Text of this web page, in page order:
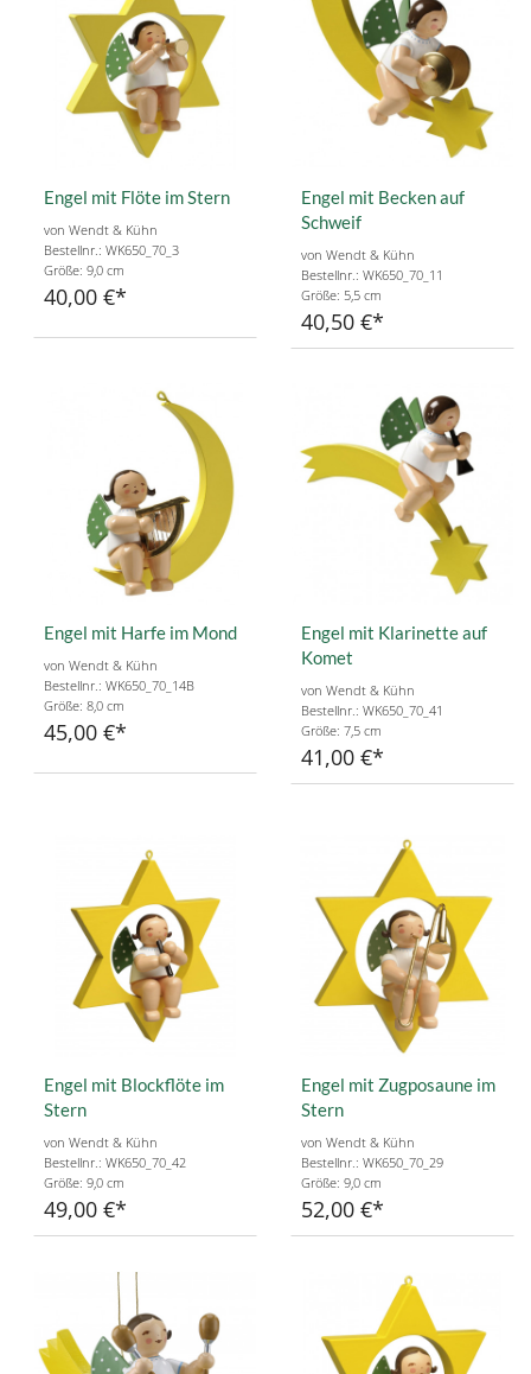
Engel mit Flöte im Stern
von Wendt & Kühn
Bestellnr.: WK650_70_3
Größe: 9,0 cm
40,00 €
Engel mit Becken auf
Schweif
von Wendt & Kühn
Bestellnr.: WK650_70_11
Größe: 5,5 cm
40,50 €
Engel mit Harfe im Mond
von Wendt & Kühn
Bestellnr.: WK650_70_14B
Größe: 8,0 cm
45,00 €
Engel mit Klarinette auf
Komet
von Wendt & Kühn
Bestellnr.: WK650_70_41
Größe: 7,5 cm
41,00 €
Engel mit Blockflöte im
Stern
von Wendt & Kühn
Bestellnr.: WK650_70_42
Größe: 9,0 cm
49,00 €
Engel mit Zugposaune im
Stern
von Wendt & Kühn
Bestellnr.: WK650_70_29
Größe: 9,0 cm
52,00 €